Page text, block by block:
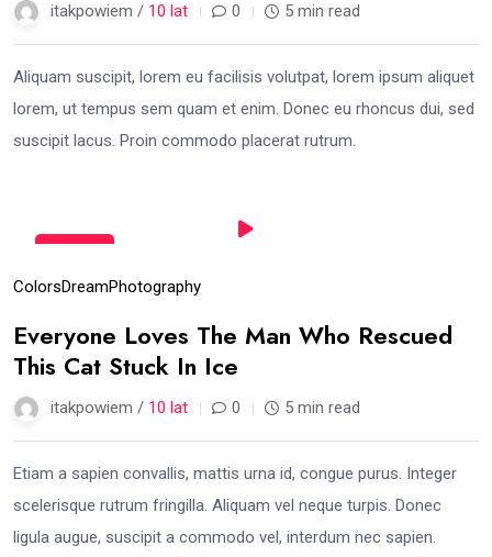
itakpowiem / 10 lat 0 5 min read
Aliquam suscipit, lorem eu facilisis volutpat, lorem ipsum aliquet
lorem, ut tempus sem quam et enim. Donec eu rhoncus dui, sed
suscipit lacus. Proin commodo placerat rutrum.
paź
ColorsDreamPhotography
Everyone Loves The Man Who Rescued
This Cat Stuck In Ice
itakpowiem / 10 lat 0 5 min read
Etiam a sapien convallis, mattis urna id, congue purus. Integer
scelerisque rutrum fringilla. Aliquam vel neque turpis. Donec
ligula augue, suscipit a commodo vel, interdum nec sapien.